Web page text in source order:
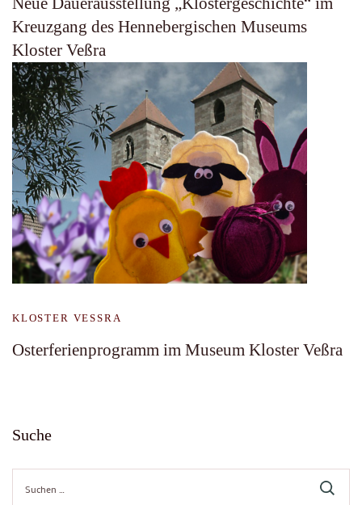
Kreuzgang des Hennebergischen Museums
Kloster Veßra
KLOSTER VESSRA
Osterferienprogramm im Museum Kloster Veßra
Suche
nach: